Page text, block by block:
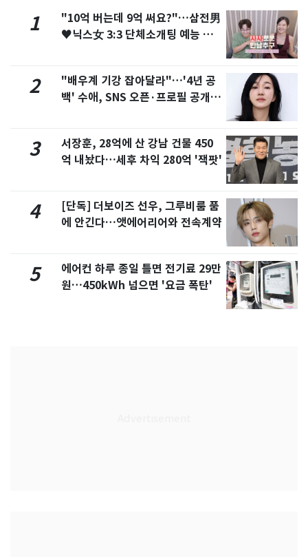
1
"10억 버는데 9억 써요?"…삼전男
♥닉스女 3:3 단체소개팅 예능 화
2
"배우계 기강 잡아달라"…'4년 공
백' 수애, SNS 오픈·프로필 공개
3
서장훈, 28억에 산 강남 건물 450
억 내놨다…세후 차익 280억 '잭팟'
4
[단독] 더보이즈 선우, 그루비룸 품
에 안긴다…앳에어리어와 전속계약
5
에어컨 하루 종일 틀면 전기료 29만
원…450kWh 넘으면 '요금 폭탄'